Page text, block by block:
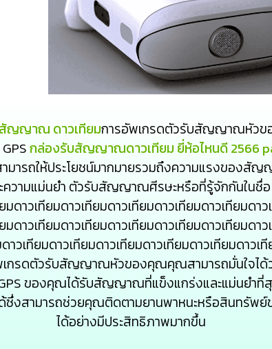
ญญาณ ดาวเทียมการอัพเกรดตัวรับสัญญาณหัวข
กล่องรับสัญญาณดาวเทียม ยี่ห้อไหนดี 2566
ารถให้ประโยชน์มากมายรวมถึงความแรงของสั
ความแม่นยำ ตัวรับสัญญาณศีรษะหรือที่รู้จักกันในชื่อ
มดาวเทียมดาวเทียมดาวเทียมดาวเทียมดาวเทียมดาว
มดาวเทียมดาวเทียมดาวเทียมดาวเทียมดาวเทียมดาว
าวเทียมดาวเทียมดาวเทียมดาวเทียมดาวเทียมดาวเ
เกรดตัวรับสัญญาณหัวของคุณคุณสามารถมั่นใจได้
ของคุณได้รับสัญญาณที่แข็งแกร่งและแม่นยำที่สุ
ด้ซึ่งสามารถช่วยคุณติดตามยานพาหนะหรือสินทรัพ
ได้อย่างมีประสิทธิภาพมากขึ้น